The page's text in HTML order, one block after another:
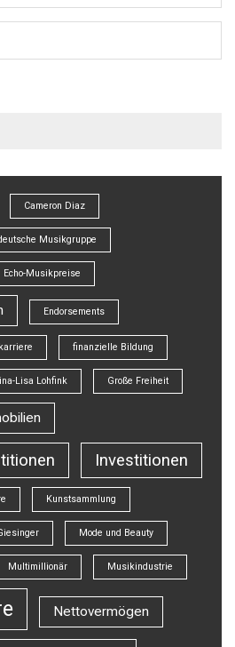
Cameron Diaz
Musikgruppe
Echo-Musikpreise
Endorsements
finanzielle Bildung
Lisa Lohfink Große Freiheit
Investitionen
Kunstsammlung
Mode und Beauty
Multimillionär Musikindustrie
Nettovermögen